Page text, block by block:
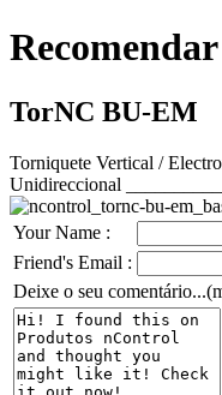
TorNC BU-EM
Torniquete Vertical /
Unidireccional
Your Name :
Friend's Email :
Deixe o seu